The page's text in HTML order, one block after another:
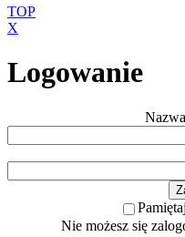
TOP
X
Logowanie
Nie możesz się